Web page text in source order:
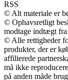
RSS
© Alt materiale er
© Ophavsretligt
modtage indtægt fra
© Alle rettigheder
produkter, der er
affilierede
må ikke
på anden måde